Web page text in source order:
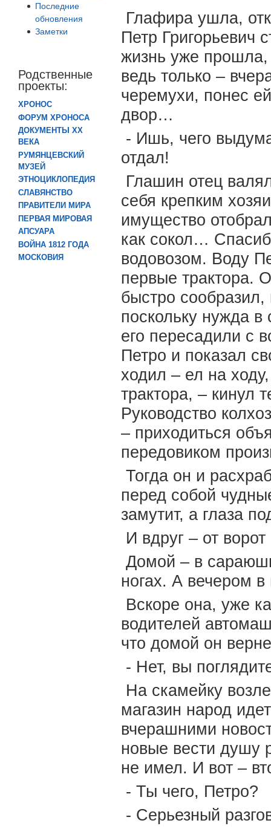
Последние
обновления
Заметки
Родственные
проекты:
ХРОНОС
ФОРУМ ХРОНОСА
ДОКУМЕНТЫ XX
ВЕКА
РУМЯНЦЕВСКИЙ
МУЗЕЙ
ЭТНОЦИКЛОПЕДИЯ
СЛАВЯНСТВО
ПРАВИТЕЛИ МИРА
ПЕРВАЯ МИРОВАЯ
АПСУАРА
ВОЙНА 1812 ГОДА
МОСКОВИЯ
Глафира ушла,
Петр Григорьевич
жизнь уже прошла,
ведь только –
черемухи, понес
двор…
- Ишь, чего
отдал!
Глашин отец
себя крепким
имущество
как сокол…
водовозом. Воду
первые трактора.
быстро сообразил,
поскольку нужда в
его пересадили с
Петро и показал
ходил – ел на
трактора, – кинул
Руководство
– приходиться
передовиком
Тогда он и
перед собой
замутит, а глаза
И вдруг – от
Домой – в
ногах. А вечером
Вскоре она, уже
водителей
что домой он
- Нет, вы
На скамейку
магазин народ
вчерашними
новые вести душу
не имел. И вот –
- Ты чего, Петро?
- Серьезный